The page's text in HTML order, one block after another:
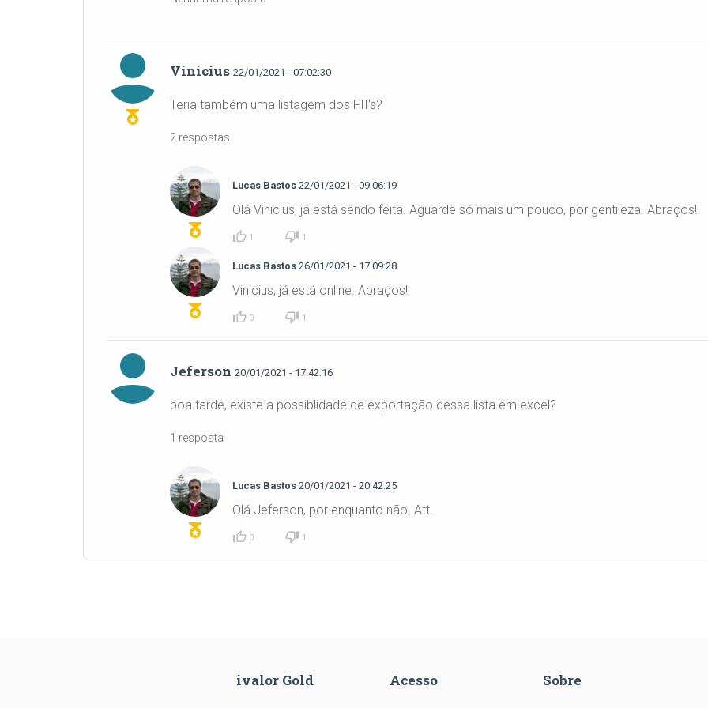
Vinicius 22/01/2021 - 07:02:30
Teria também uma listagem dos FII's?
2 respostas
Lucas Bastos 22/01/2021 - 09:06:19
Olá Vinicius, já está sendo feita. Aguarde só mais um pouco, por gentileza. Abraços!
1 1
Lucas Bastos 26/01/2021 - 17:09:28
Vinicius, já está online. Abraços!
0 1
Jeferson 20/01/2021 - 17:42:16
boa tarde, existe a possiblidade de exportação dessa lista em excel?
1 resposta
Lucas Bastos 20/01/2021 - 20:42:25
Olá Jeferson, por enquanto não. Att.
0 1
ivalor Gold Acesso Sobre